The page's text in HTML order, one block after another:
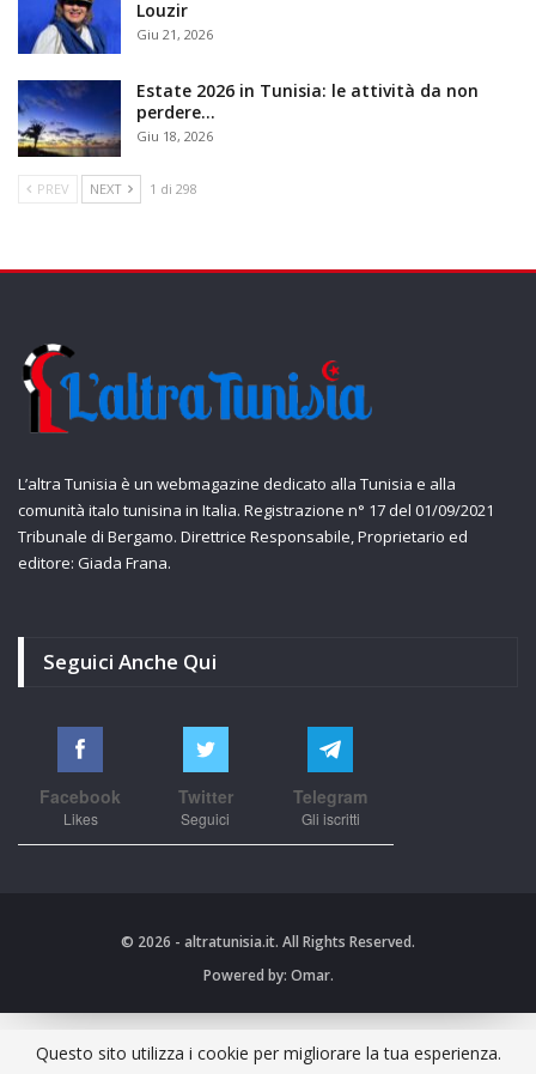
Louzir
Giu 21, 2026
Estate 2026 in Tunisia: le attività da non
perdere…
Giu 18, 2026
PREV NEXT 1 di 298
L’altra Tunisia è un webmagazine dedicato alla Tunisia e alla
comunità italo tunisina in Italia. Registrazione n° 17 del 01/09/2021
Tribunale di Bergamo. Direttrice Responsabile, Proprietario ed
editore: Giada Frana.
Seguici Anche Qui
Facebook
Likes
Twitter
Seguici
Telegram
Gli iscritti
© 2026 - altratunisia.it. All Rights Reserved.
Powered by: Omar.
Questo sito utilizza i cookie per migliorare la tua esperienza.